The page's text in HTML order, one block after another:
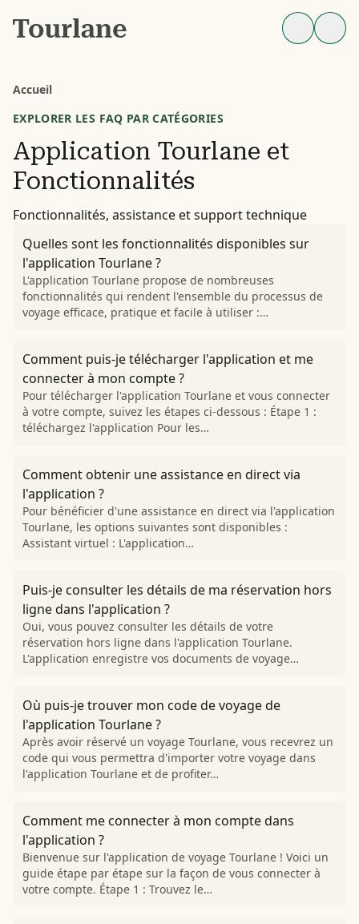
Accueil
EXPLORER LES FAQ PAR CATÉGORIES
Application Tourlane et
Fonctionnalités
Fonctionnalités, assistance et support technique
Quelles sont les fonctionnalités disponibles sur
l'application Tourlane ?
L'application Tourlane propose de nombreuses
fonctionnalités qui rendent l'ensemble du processus de
voyage efficace, pratique et facile à utiliser :…
Comment puis-je télécharger l'application et me
connecter à mon compte ?
Pour télécharger l'application Tourlane et vous connecter
à votre compte, suivez les étapes ci-dessous : Étape 1 :
téléchargez l'application Pour les…
Comment obtenir une assistance en direct via
l'application ?
Pour bénéficier d'une assistance en direct via l'application
Tourlane, les options suivantes sont disponibles :
Assistant virtuel : L'application…
Puis-je consulter les détails de ma réservation hors
ligne dans l'application ?
Oui, vous pouvez consulter les détails de votre
réservation hors ligne dans l'application Tourlane.
L'application enregistre vos documents de voyage…
Où puis-je trouver mon code de voyage de
l'application Tourlane ?
Après avoir réservé un voyage Tourlane, vous recevrez un
code qui vous permettra d'importer votre voyage dans
l'application Tourlane et de profiter…
Comment me connecter à mon compte dans
l'application ?
Bienvenue sur l'application de voyage Tourlane ! Voici un
guide étape par étape sur la façon de vous connecter à
votre compte. Étape 1 : Trouvez le…